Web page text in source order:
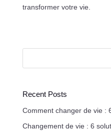
transformer votre vie.
Recent Posts
Comment changer de vie :
Changement de vie : 6